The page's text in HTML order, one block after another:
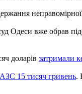
Одеси вже обрав
доларів затримали
15 тисяч гривень.